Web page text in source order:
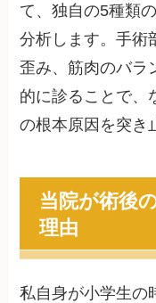
て、独自の5種類
分析します。手術
歪み、筋肉のバラ
的に診ることで、
の根本原因を突き
当院が術後
理由
私自身が小学生の